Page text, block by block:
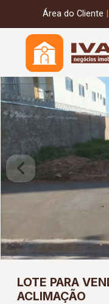
Área do Cliente
LOTE PARA
ACLIMAÇÃO